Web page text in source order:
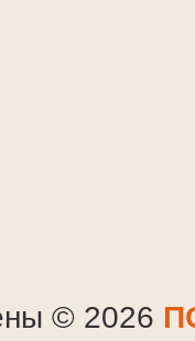
© 2026